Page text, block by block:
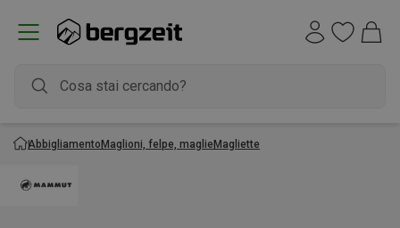
AbbigliamentoMaglioni, felpe, maglieMagliette